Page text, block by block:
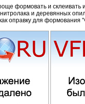
формовать и склеивать
и деревянных
оправку для формования